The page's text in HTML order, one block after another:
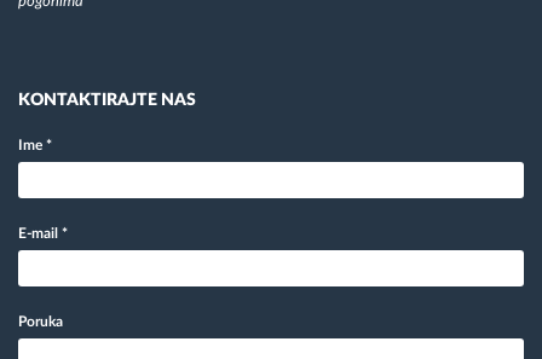
KONTAKTIRAJTE NAS
Ime *
E-mail *
Poruka